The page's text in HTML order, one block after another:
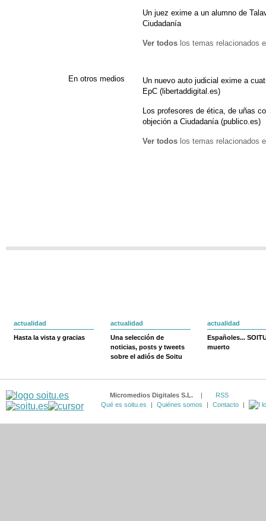
Un juez exime a un alumno de
Ciudadanía
Ver todos los temas relacionados
En otros medios
Un nuevo auto judicial exime a
EpC (libertaddigital.es)
Los profesores de ética, de uñas
objeción a Ciudadanía (publico.es)
Ver todos los temas relacionados
actualidad
Hasta la vista y gracias
actualidad
Una selección de
noticias, posts y tweets
sobre el adiós de Soitu
actualidad
Españoles...
muerto
Micromedios Digitales S.L. |
RSS
Qué es soitu.es
| Quiénes somos | Contacto |